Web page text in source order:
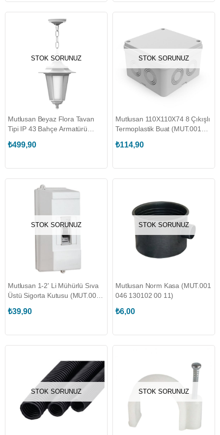
STOK SORUNUZ
Mutlusan Beyaz Flora Tavan
Tipi IP 43 Bahçe Armatürü
₺499,90
STOK SORUNUZ
Mutlusan 110X110X74 8 Çıkışlı
Termoplastik Buat (MUT.001
₺114,90
STOK SORUNUZ
Mutlusan 1-2' Li Mühürlü Sıva
Üstü Sigorta Kutusu (MUT.001
₺39,90
STOK SORUNUZ
Mutlusan Norm Kasa (MUT.001
046 130102 00 11)
₺6,00
STOK SORUNUZ STOK SORUNUZ